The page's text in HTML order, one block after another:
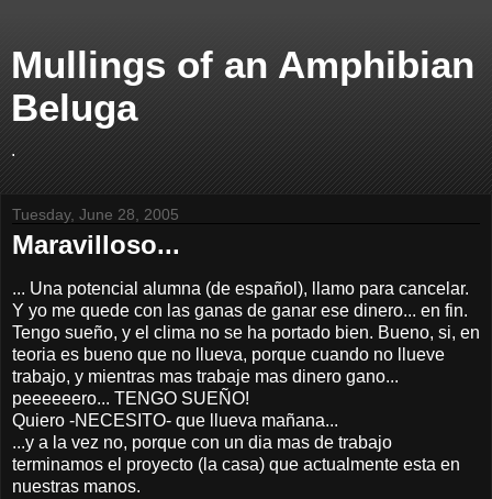
Mullings of an Amphibian
Beluga
.
Tuesday, June 28, 2005
Maravilloso...
... Una potencial alumna (de español), llamo para cancelar.
Y yo me quede con las ganas de ganar ese dinero... en fin.
Tengo sueño, y el clima no se ha portado bien. Bueno, si, en
teoria es bueno que no llueva, porque cuando no llueve
trabajo, y mientras mas trabaje mas dinero gano...
peeeeeero... TENGO SUEÑO!
Quiero -NECESITO- que llueva mañana...
...y a la vez no, porque con un dia mas de trabajo
terminamos el proyecto (la casa) que actualmente esta en
nuestras manos.